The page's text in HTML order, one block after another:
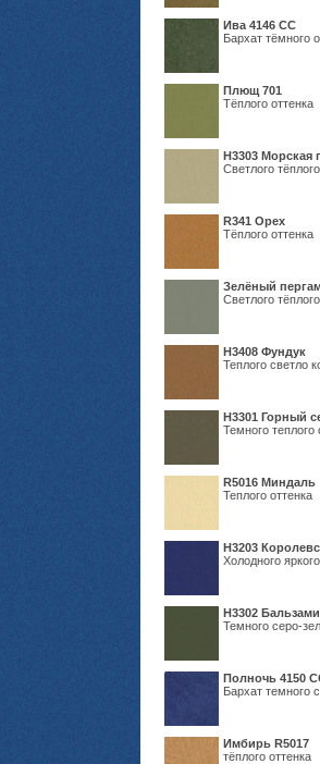
Ива 4146 СС
Бархат тёмного
Плющ 701
Тёплого оттенка
H3303 Морская
Светлого
R341 Орех
Тёплого оттенка
Зелёный
Светлого
Н3408 Фундук
Теплого светло
Н3301 Горный
Темного теплого
R5016 Миндаль
Теплого оттенка
Н3203
Холодного
Н3302
Темного серо-
Полночь 4150
Бархат темного
Имбирь R5017
тёплого оттенка